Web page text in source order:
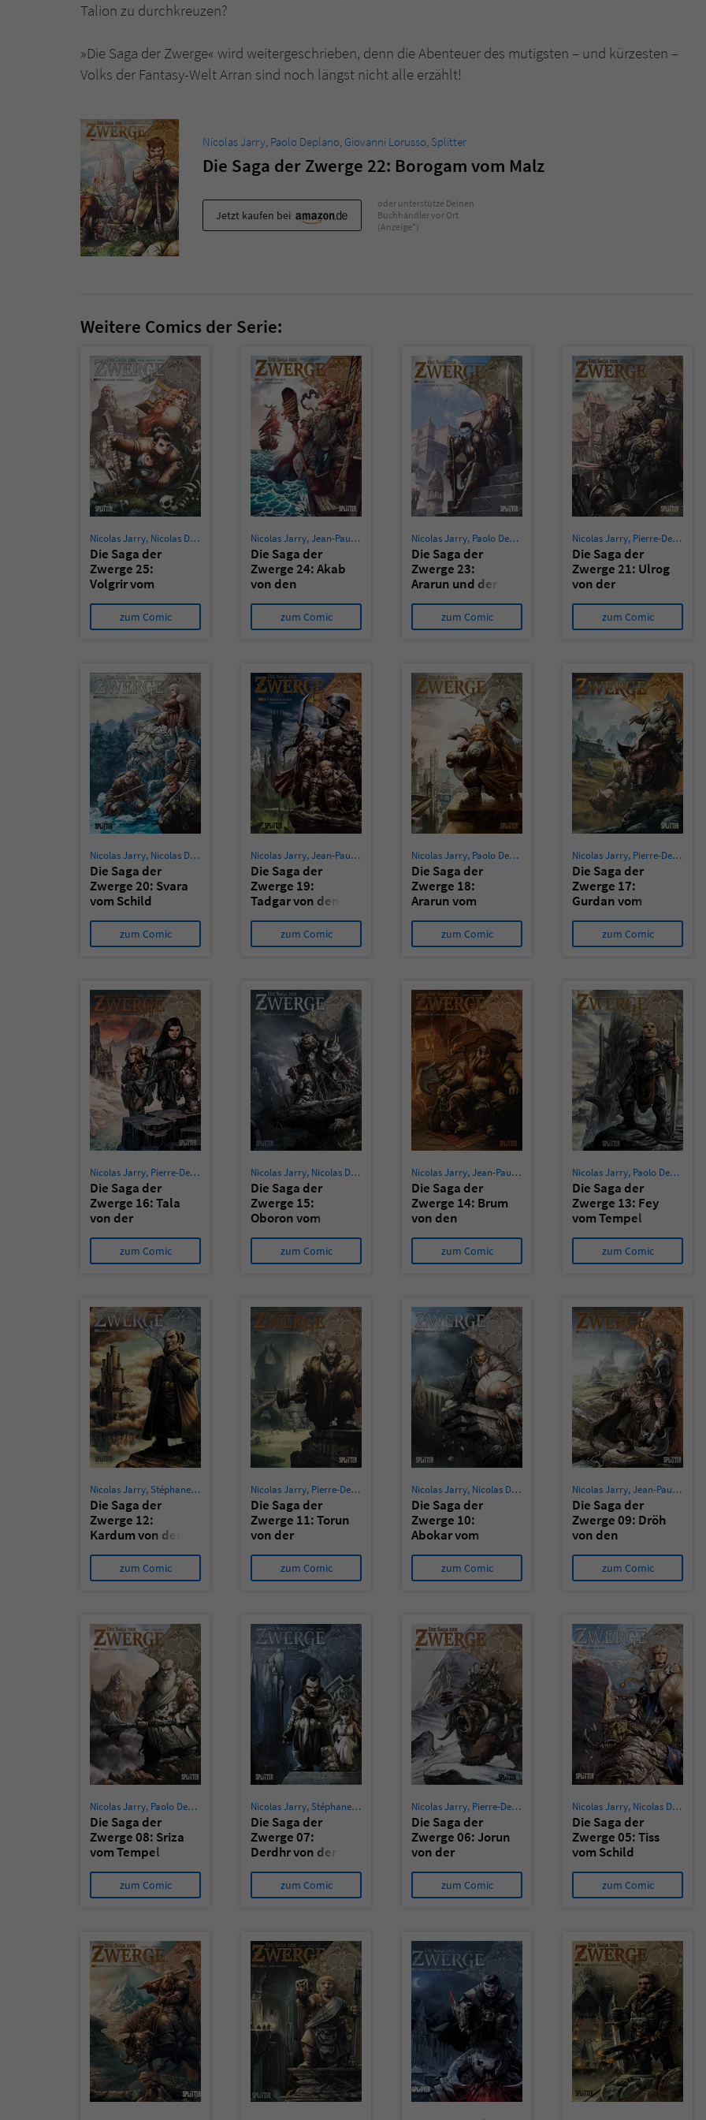
Talion zu durchkreuzen?
»Die Saga der Zwerge« wird weitergeschrieben, denn die Abenteuer des mutigsten – und kürzesten –
Volks der Fantasy-Welt Arran sind noch längst nicht alle erzählt!
Nicolas Jarry, Paolo Deplano, Giovanni Lorusso, Splitter
Die Saga der Zwerge 22: Borogam vom Malz
Jetzt kaufen bei
oder unterstütze Deinen
Buchhändler vor Ort
(Anzeige*)
Weitere Comics der Serie:
Nicolas Jarry, Nicolas Demare
Die Saga der
Zwerge 25:
Volgrir vom
zum Comic
Nicolas Jarry,Jean-Paul Bordier
Die Saga der
Zwerge 24: Akab
von den
zum Comic
Nicolas Jarry, Paolo Deplano
Die Saga der
Zwerge 23:
Ararun und der
zum Comic
Nicolas Jarry, Pierre-Denis Goux
Die Saga der
Zwerge 21: Ulrog
von der
zum Comic
Nicolas Jarry, Nicolas Demare
Die Saga der
Zwerge 20: Svara
vom Schild
zum Comic
Nicolas Jarry,Jean-Paul Bordier
Die Saga der
Zwerge 19:
Tadgar von den
zum Comic
Nicolas Jarry, Paolo Deplano
Die Saga der
Zwerge 18:
Ararun vom
zum Comic
Nicolas Jarry, Pierre-Denis Goux
Die Saga der
Zwerge 17:
Gurdan vom
zum Comic
Nicolas Jarry, Pierre-Denis Goux
Die Saga der
Zwerge 16: Tala
von der
zum Comic
Nicolas Jarry, Nicolas Demare
Die Saga der
Zwerge 15:
Oboron vom
zum Comic
Nicolas Jarry,Jean-Paul Bordier
Die Saga der
Zwerge 14: Brum
von den
zum Comic
Nicolas Jarry, Paolo Deplano
Die Saga der
Zwerge 13: Fey
vom Tempel
zum Comic
Nicolas Jarry, Stéphane Créty
Die Saga der
Zwerge 12:
Kardum von der
zum Comic
Nicolas Jarry, Pierre-Denis Goux
Die Saga der
Zwerge 11: Torun
von der
zum Comic
Nicolas Jarry, Nicolas Demare
Die Saga der
Zwerge 10:
Abokar vom
zum Comic
Nicolas Jarry,Jean-Paul Bordier
Die Saga der
Zwerge 09: Dröh
von den
zum Comic
Nicolas Jarry, Paolo Deplano
Die Saga der
Zwerge 08: Sriza
vom Tempel
zum Comic
Nicolas Jarry, Stéphane Créty
Die Saga der
Zwerge 07:
Derdhr von der
zum Comic
Nicolas Jarry, Pierre-Denis Goux
Die Saga der
Zwerge 06: Jorun
von der
zum Comic
Nicolas Jarry, Nicolas Demare
Die Saga der
Zwerge 05: Tiss
vom Schild
zum Comic
Anbieter Literatur-Couch Medien GmbH & Co. KG
Zweck Cookie für Kommentare einzelner Buchtitel
Name fe_typo_user
Anbieter
überprüfen.